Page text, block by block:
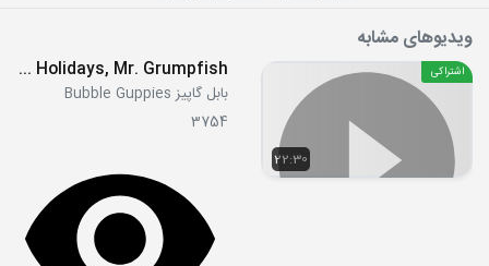
ویدیوهای مشابه
22:30
اشتراکی S02E02 - Happy Holidays, Mr. Grumpfish!
بابل گاپیز Bubble Guppies
3754